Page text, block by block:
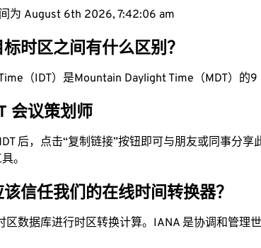
为 August 6th 2026, 7:42:06 am
时区之间有什么区别？
（IDT）是Mountain Daylight Time（MDT）的9
会议策划师
后，点击“复制链接”按钮即可与朋友或同事分
。
信任我们的在线时间转换器？
区数据库进行时区转换计算。IANA 是协调和管理